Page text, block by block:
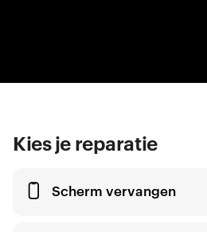
Kies je reparatie
Scherm vervangen